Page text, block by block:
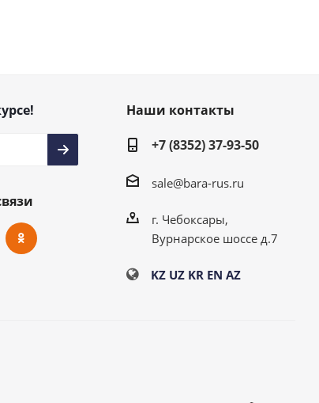
Наши контакты
+7 (8352) 37-93-50
sale@bara-rus.ru
г. Чебоксары,
Вурнарское шоссе д.7
KZ UZ KR EN AZ